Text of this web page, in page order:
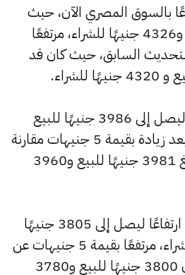
عيار 24 ارتفاعًا بالسوق المصري الآن، حيث
بلغ 4349 جنيهًا للبيع و4326 جنيهًا للشراء، مرتفعًا
عن التحديث السابق، حيث كان قد
كما ارتفع سعر عيار 22 ليصل إلى 3986 جنيهًا للبيع
و3965 جنيهًا للشراء، بعد زيادة بقيمة 5 جنيهات مقارنة
بالسعر السابق الذي بلغ 3981 جنيهًا للبيع و3960
كما سجل سعر عيار 21 ارتفاعًا ليصل إلى 3805 جنيهًا
للبيع و3785 جنيهًا للشراء، مرتفعًا بقيمة 5 جنيهات عن
السعر السابق الذي كان 3800 جنيهًا للبيع و3780